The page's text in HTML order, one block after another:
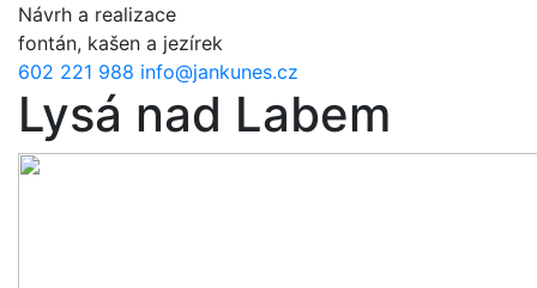
Přejít k hlavnímu obsahu
Návrh a realizace
fontán, kašen a jezírek
602 221 988 info@jankunes.cz
Lysá nad Labem